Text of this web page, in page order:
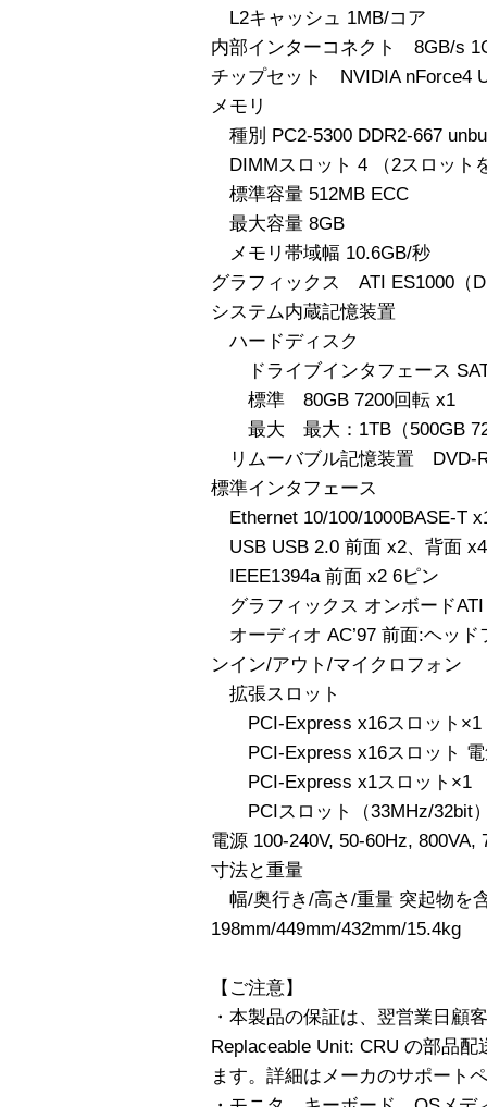
L2キャッシュ 1MB/コア
内部インターコネクト 8GB/s
チップセット NVIDIA nForce4
メモリ
種別 PC2-5300 DDR2-667
DIMMスロット 4 （2スロット
標準容量 512MB ECC
最大容量 8GB
メモリ帯域幅 10.6GB/秒
グラフィックス ATI ES1000（
システム内蔵記憶装置
ハードディスク
ドライブインタフェース
標準 80GB 7200回転 x1
最大 最大：1TB（500GB
リムーバブル記憶装置 DVD-
標準インタフェース
Ethernet 10/100/1000BASE-T
USB USB 2.0 前面 x2、背面 x4
IEEE1394a 前面 x2 6ピン
グラフィックス オンボードATI
オーディオ AC’97 前面:ヘッ
ンイン/アウト/マイクロフォン
拡張スロット
PCI-Express x16スロット×1
PCI-Express x16スロット 電
PCI-Express x1スロット×1
PCIスロット（33MHz/32bit
電源 100-240V, 50-60Hz, 800VA,
寸法と重量
幅/奥行き/高さ/重量 突起物を
198mm/449mm/432mm/15.4kg
【ご注意】
・本製品の保証は、翌営業日顧
Replaceable Unit: CRU の部品
ます。詳細はメーカのサポート